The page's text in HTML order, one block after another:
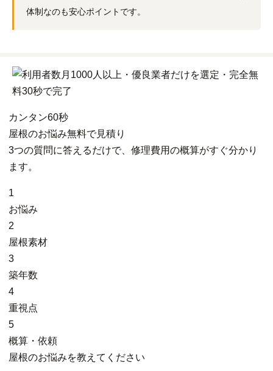
体制なのも安心ポイントです。
カンタン60秒
屋根のお悩み無料で見積り
3つの質問に答えるだけで、修理費用の概算がすぐ分かり
ます。
1
お悩み
2
屋根素材
3
築年数
4
重視点
5
概算・依頼
屋根のお悩みを教えてください